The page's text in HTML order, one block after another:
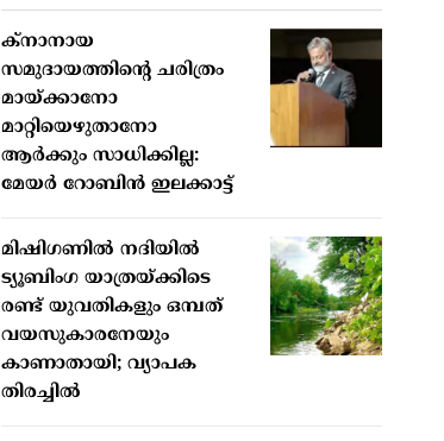
ക്നാനായ
സമുദായത്തിന്റെ ചരിത്രം
മായ്ക്കാനോ
മാറ്റിയെഴുതാനോ
ആർക്കും സാധിക്കില്ല:
മേയർ റോബിൻ ഇലക്കാട്ട്
മിഷിഗണില്‍ നദിയില്‍
ട്യൂബിംഗ യാത്രയ്ക്കിടെ
രണ്ട് യുവതികളും ഒമ്പത്
വയസുകാരനേയും
കാണാതായി; വ്യാപക
തിരച്ചില്‍